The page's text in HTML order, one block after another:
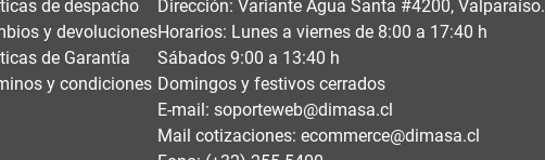
de despacho
y devoluciones
de Garantía
y condiciones
Dirección: Variante Agua Santa #4200, Valparaíso.
Horarios: Lunes a viernes de 8:00 a 17:40 h
Sábados 9:00 a 13:40 h
Domingos y festivos cerrados
E-mail: soporteweb@dimasa.cl
Mail cotizaciones: ecommerce@dimasa.cl